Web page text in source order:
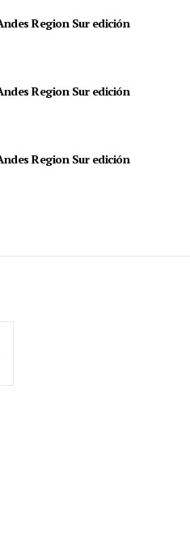
Region Sur edición
Region Sur edición
Region Sur edición